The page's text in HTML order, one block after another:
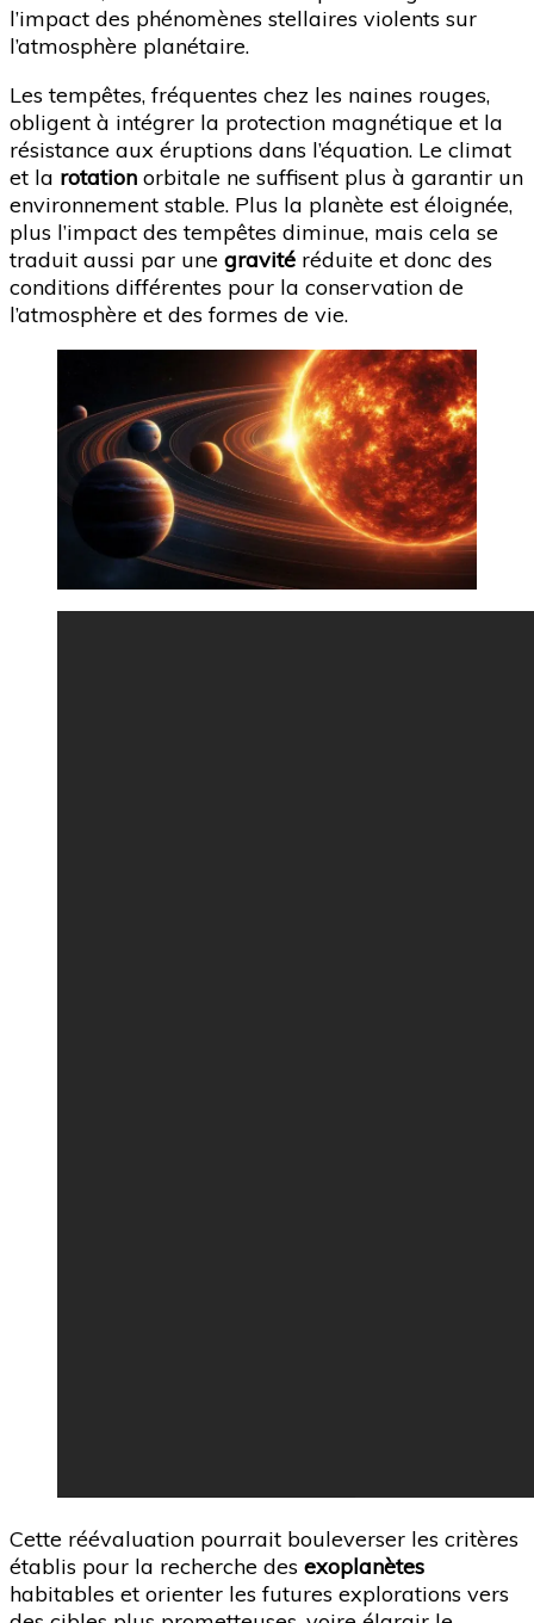
l’impact des phénomènes stellaires violents sur
l’atmosphère planétaire.
Les tempêtes, fréquentes chez les naines rouges,
obligent à intégrer la protection magnétique et la
résistance aux éruptions dans l’équation. Le climat
et la rotation orbitale ne suffisent plus à garantir un
environnement stable. Plus la planète est éloignée,
plus l’impact des tempêtes diminue, mais cela se
traduit aussi par une gravité réduite et donc des
conditions différentes pour la conservation de
l’atmosphère et des formes de vie.
Cette réévaluation pourrait bouleverser les critères
établis pour la recherche des exoplanètes
habitables et orienter les futures explorations vers